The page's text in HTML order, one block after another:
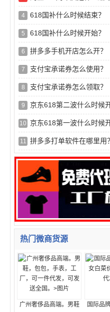
4 618国补什么时候结束？
5 618国补什么时候开始？
6 拼多多手机开店怎么开？
7 支付宝承诺券怎么使用？
8 支付宝承诺券怎么领取？
9 京东618第二波什么时候
10 京东618第一波什么时候
11 拼多多打单软件在哪里用？
热门微商货源
广州奢侈品高端。男鞋 国际品